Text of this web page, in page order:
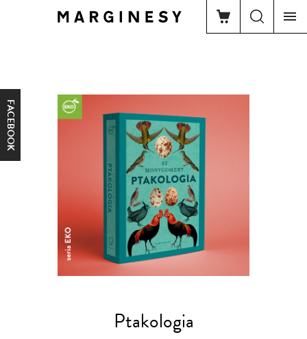
FACEBOOK
Ptakologia